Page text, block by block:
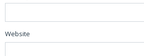
Website